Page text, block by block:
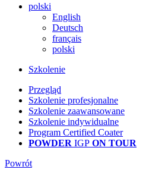
polski
English
Deutsch
français
polski
Szkolenie
Przegląd
Szkolenie profesjonalne
Szkolenie zaawansowane
Szkolenie indywidualne
Program Certified Coater
POWDER IGP ON TOUR
Powrót